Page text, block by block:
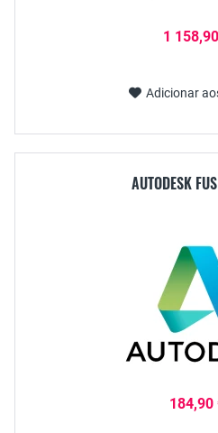
1
Adicionar
AUTODESK
184,90